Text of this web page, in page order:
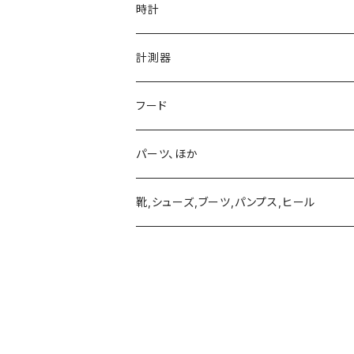
ネックレス、ペンダント
ブレスレット、バングル
真鍮、銅、ニッケル、非鉄金属アクセサリー
ネックレス、ペンダント
ブレスレット、バングル
アクリル、レジン、ガラス、その他
ネックレス、ペンダント
ブレスレット、バングル
革製品
ネックレス、ペンダント
ブレスレット、バングル
ネクタイピンほか
時計
計測器
フード
パーツ、ほか
靴,シューズ,ブーツ,パンプス,ヒール